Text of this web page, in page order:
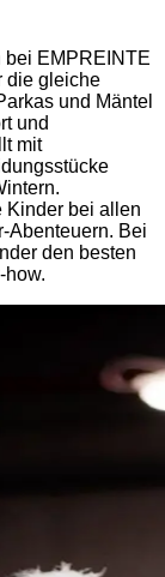
bei EMPREINTE
die gleiche
und Mäntel
und
mit
Kinder bei allen
Abenteuern. Bei
den besten
how.